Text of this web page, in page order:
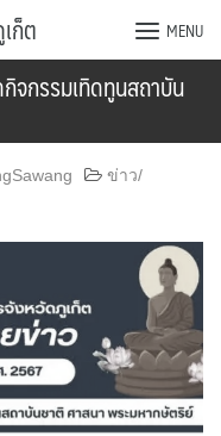
ก็ต MENU
จกรรมเทิดทูนสถาบัน
ข่าว/